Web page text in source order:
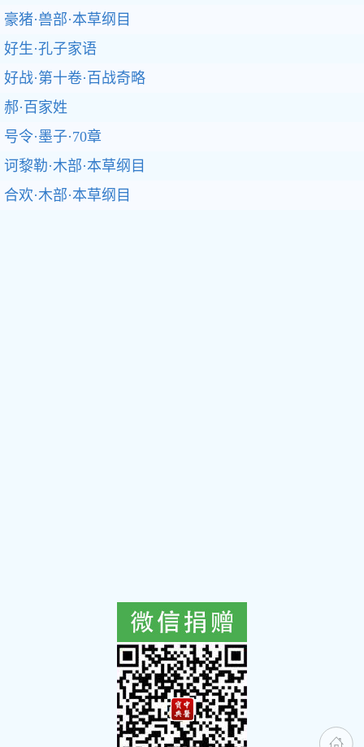
豪猪·兽部·本草纲目
好生·孔子家语
好战·第十卷·百战奇略
郝·百家姓
号令·墨子·70章
诃黎勒·木部·本草纲目
合欢·木部·本草纲目